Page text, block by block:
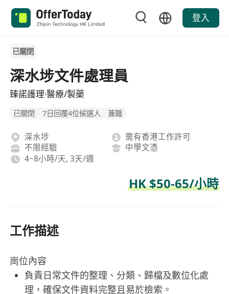
登入
已關閉
深水埗文件處理員
臻諾護理·醫療/製藥
已關閉 7日回覆4位候選人 兼職
深水埗
需有香港工作許可
不限經驗
中學文憑
4~8小時/天, 3天/週
HK $50-65/小時
工作描述
崗位內容
負責日常文件的整理、分類、歸檔及數位化處
理，確保文件資料完整且易於檢索。